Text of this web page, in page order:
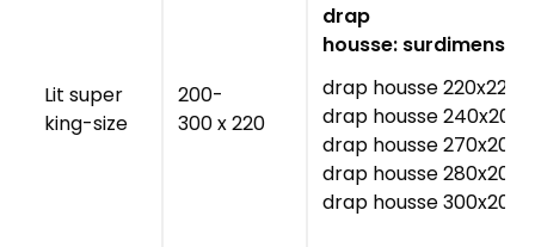
Lit super
king-size
200-
300 x 220
drap
housse: surdimension
drap housse 220x220
drap housse 240x200
drap housse 270x200
drap housse 280x200
drap housse 300x200